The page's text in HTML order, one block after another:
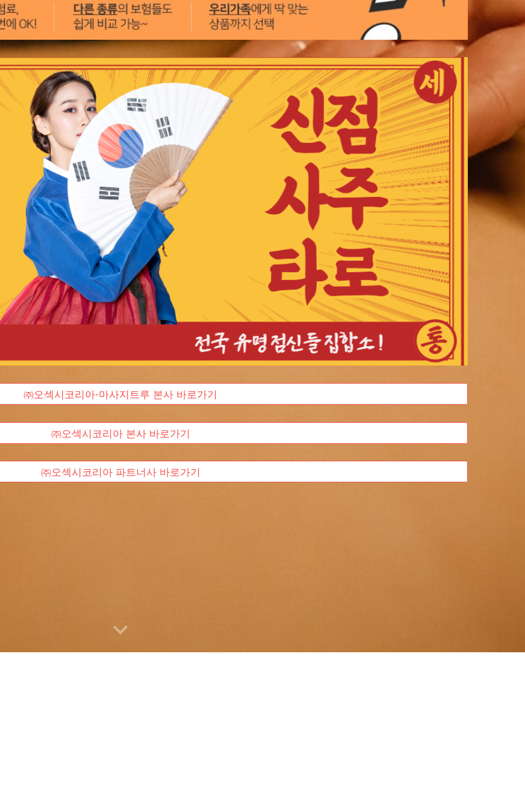
㈜오섹시코리아-마사지트루 본사 바로가기
㈜오섹시코리아 본사 바로가기
㈜오섹시코리아 파트너사 바로가기